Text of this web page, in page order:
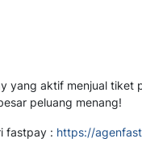
yang aktif menjual tiket
peluang menang!
fastpay : https://